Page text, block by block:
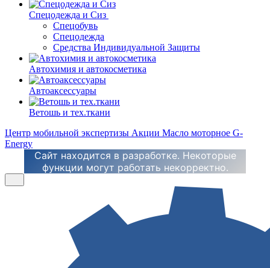
Спецодежда и Сиз
Спецобувь
Спецодежда
Средства Индивидуальной Защиты
Автохимия и автокосметика
Автоаксессуары
Ветошь и тех.ткани
Центр мобильной экспертизы Акции Масло моторное G-
Energy
Сайт находится в разработке. Некоторые
функции могут работать некорректно.